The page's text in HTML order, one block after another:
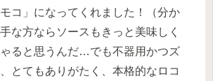
コ」になってくれました！（分か
な方ならソースもきっと美味しく
ると思うんだ…でも不器用かつズ
とてもありがたく、本格的なロコ